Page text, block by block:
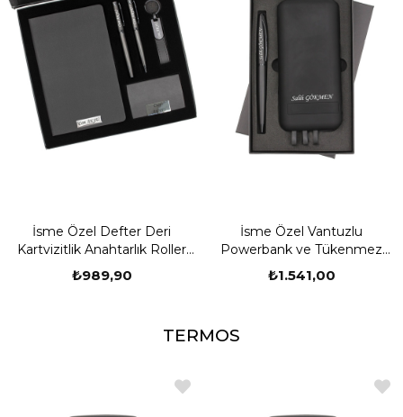
İsme Özel Defter Deri
Kartvizitlik Anahtarlık Roller
ve Tükenmez Kalem Seti
₺989,90
İsme Özel Vantuzlu
Powerbank ve Tükenmez
Kalem Seti Hediye Kutulu
₺1.541,00
TERMOS